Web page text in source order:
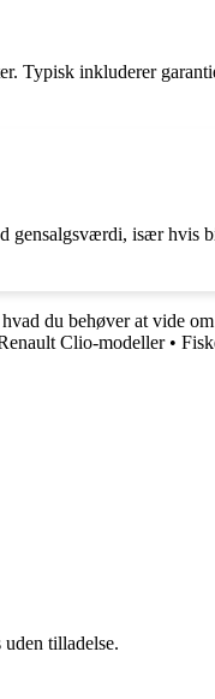
Typisk inkluderer
gensalgsværdi, især hvis
du behøver at vide
Clio-modeller•
tilladelse.